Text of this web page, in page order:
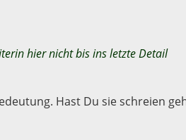
hier nicht bis ins letzte Detail
Hast Du sie schreien